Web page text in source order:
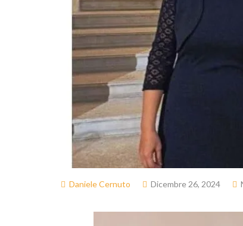
Daniele Cernuto Dicembre 26, 2024